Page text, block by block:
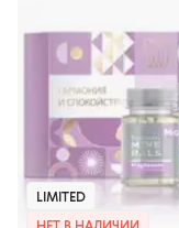
LIMITED